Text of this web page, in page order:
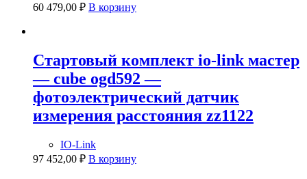
60 479,00 ₽ В корзину
Стартовый комплект io-link мастер
— cube ogd592 —
фотоэлектрический датчик
измерения расстояния zz1122
IO-Link
97 452,00 ₽ В корзину